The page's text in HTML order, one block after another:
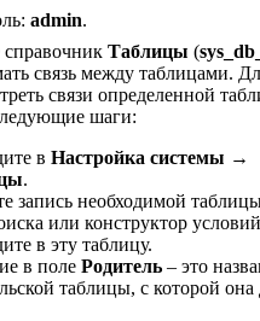
admin.
справочник Таблицы (
связь между таблицами.
связи определенной
шаги:
в Настройка системы →
.
запись необходимой
или конструктор
в эту таблицу.
в поле Родитель – это
таблицы, с которой она